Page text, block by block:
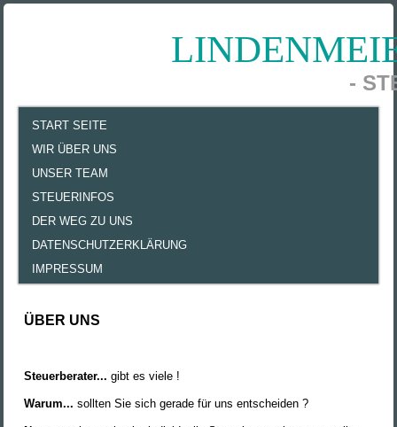
-
START SEITE
WIR ÜBER UNS
UNSER TEAM
STEUERINFOS
DER WEG ZU UNS
DATENSCHUTZERKLÄRUNG
IMPRESSUM
ÜBER UNS
Steuerberater... gibt es viele !
Warum... sollten Sie sich gerade für uns entscheiden ?